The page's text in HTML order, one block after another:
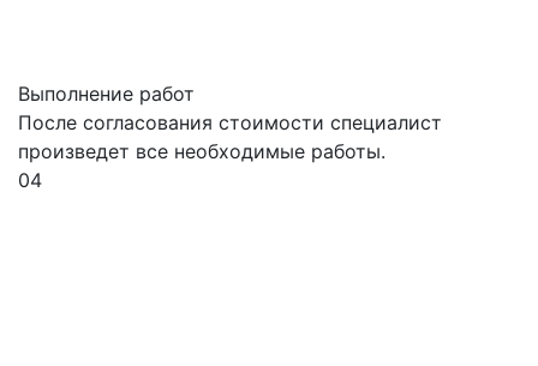
Выполнение работ
После согласования стоимости специалист
произведет все необходимые работы.
04